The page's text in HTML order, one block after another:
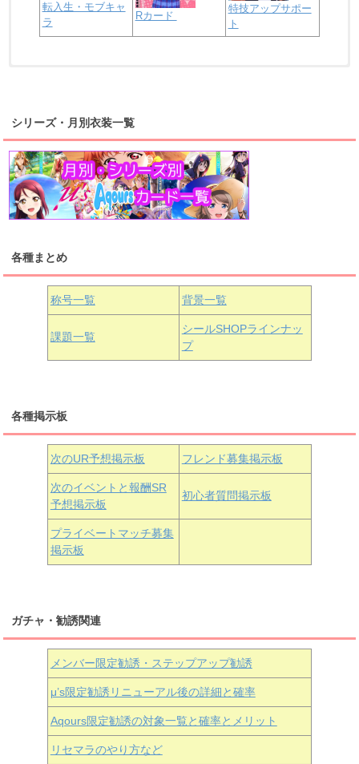
転入生・モブキャ
ラ
Rカード
特技アップサポー
ト
桜内梨子 高海千歌 渡辺曜
浦の星女学院1年生
津島善子 黒澤ルビィ
浦の星女学院3年生
黒澤ダイヤ
上原歩夢 宮下愛 優木せつ菜
虹ヶ咲学園1年生
中須かすみ 天王寺璃奈
朝香果林 近江彼方 エマ・ヴェルデ
シリーズ・月別衣装一覧
各種まとめ
称号一覧 背景一覧
課題一覧
シールSHOPラインナッ
プ
各種掲示板
次のUR予想掲示板 フレンド募集掲示板
次のイベントと報酬SR
予想掲示板
初心者質問掲示板
プライベートマッチ募集
掲示板
ガチャ・勧誘関連
メンバー限定勧誘・ステップアップ勧誘
μ’s限定勧誘リニューアル後の詳細と確率
Aqours限定勧誘の対象一覧と確率とメリット
リセマラのやり方など